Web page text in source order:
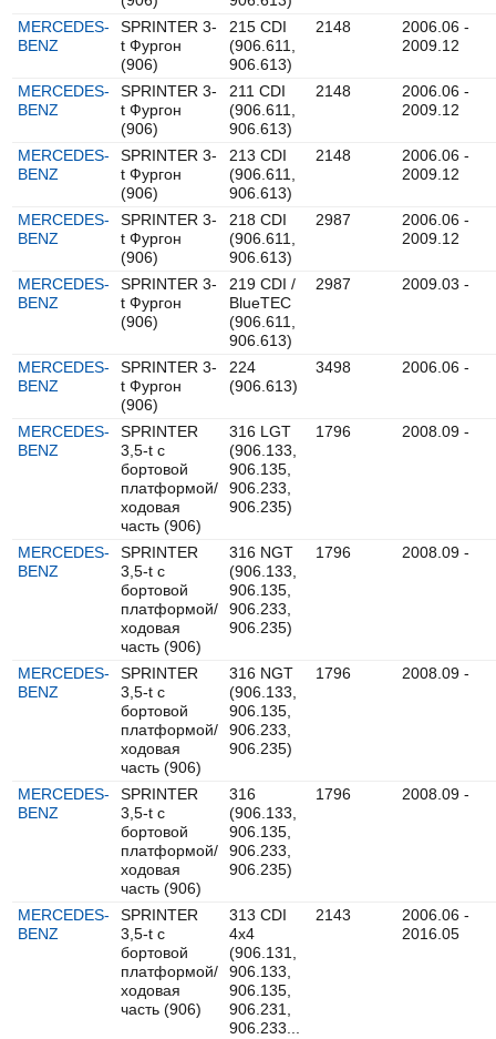
MERCEDES-
BENZ
SPRINTER 3-
t Фургон
(906)
215 CDI
(906.611,
906.613)
2148
2006.06 -
2009.12
MERCEDES-
BENZ
SPRINTER 3-
t Фургон
(906)
211 CDI
(906.611,
906.613)
2148
2006.06 -
2009.12
MERCEDES-
BENZ
SPRINTER 3-
t Фургон
(906)
213 CDI
(906.611,
906.613)
2148
2006.06 -
2009.12
MERCEDES-
BENZ
SPRINTER 3-
t Фургон
(906)
218 CDI
(906.611,
906.613)
2987
2006.06 -
2009.12
MERCEDES-
BENZ
SPRINTER 3-
t Фургон
(906)
219 CDI /
BlueTEC
(906.611,
906.613)
2987 2009.03 -
MERCEDES-
BENZ
SPRINTER 3-
t Фургон
(906)
224
(906.613)
3498 2006.06 -
MERCEDES-
BENZ
SPRINTER
3,5-t c
бортовой
платформой/
ходовая
часть (906)
316 LGT
(906.133,
906.135,
906.233,
906.235)
1796 2008.09 -
MERCEDES-
BENZ
SPRINTER
3,5-t c
бортовой
платформой/
ходовая
часть (906)
316 NGT
(906.133,
906.135,
906.233,
906.235)
1796 2008.09 -
MERCEDES-
BENZ
SPRINTER
3,5-t c
бортовой
платформой/
ходовая
часть (906)
316 NGT
(906.133,
906.135,
906.233,
906.235)
1796 2008.09 -
MERCEDES-
BENZ
SPRINTER
3,5-t c
бортовой
платформой/
ходовая
часть (906)
316
(906.133,
906.135,
906.233,
906.235)
1796 2008.09 -
MERCEDES-
BENZ
SPRINTER
3,5-t c
бортовой
платформой/
ходовая
часть (906)
313 CDI
4x4
(906.131,
906.133,
906.135,
906.231,
906.233...
2143
2006.06 -
2016.05